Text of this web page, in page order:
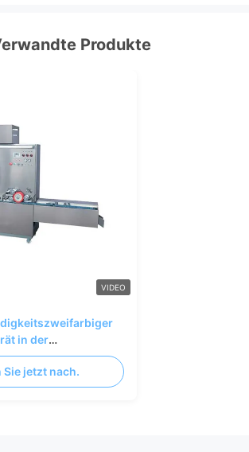
Produkte
VIDEO
in der
Sie jetzt nach.